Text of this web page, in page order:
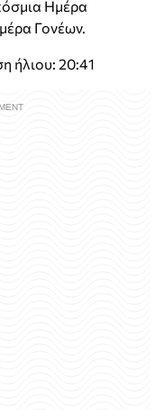
Ημέρα
Γονέων.
ήλιου: 20:41